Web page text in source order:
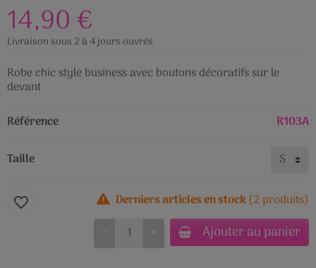
14,90 €
Livraison sous 2 à 4 jours ouvrés
Robe chic style business avec boutons décoratifs sur le
devant
Référence
R103A
Taille
Derniers articles en stock(2 produits)
+
− Ajouter au panier
favorite_border